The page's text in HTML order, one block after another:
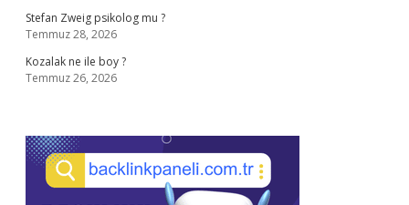
Stefan Zweig psikolog mu ?
Temmuz 28, 2026
Kozalak ne ile boy ?
Temmuz 26, 2026